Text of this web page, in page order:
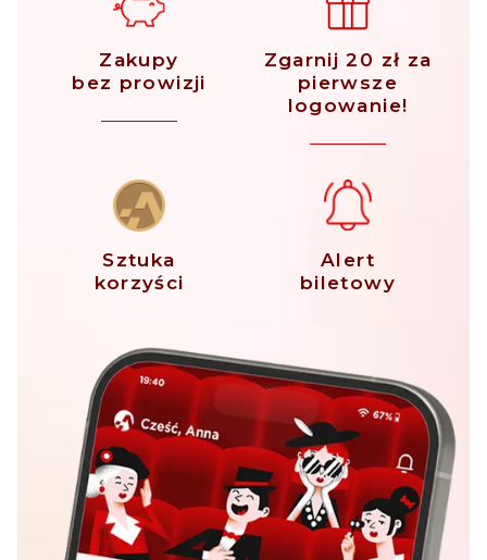
Zakupy
bez prowizji
Zgarnij 20 zł za
pierwsze
logowanie!
Sztuka
korzyści
Alert
biletowy